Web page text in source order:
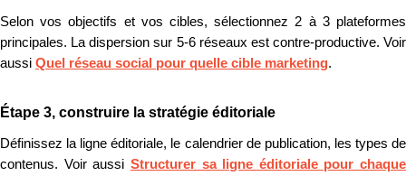
Selon vos objectifs et vos cibles, sélectionnez 2 à 3 plateformes
principales. La dispersion sur 5-6 réseaux est contre-productive. Voir
aussi Quel réseau social pour quelle cible marketing.
Étape 3, construire la stratégie éditoriale
Définissez la ligne éditoriale, le calendrier de publication, les types de
contenus. Voir aussi Structurer sa ligne éditoriale pour chaque